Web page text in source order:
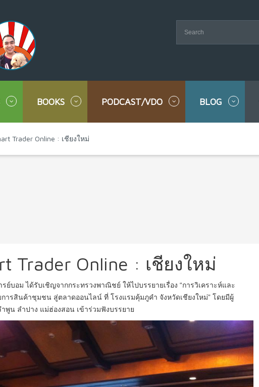
BOOKS PODCAST/VDO BLOG
Trader Online : เชียงใหม่
Trader Online : เชียงใหม่
ย์บอม ได้รับเชิญจากกระทรวงพาณิชย์ ให้ไปบรรยายเรื่อง “การวิเคราะห์และ
ารสินค้าชุมชน สู่ตลาดออนไลน์ ที่ โรงแรมคุ้มภูคำ จังหวัดเชียงใหม่” โดยมีผู้
พูน ลำปาง แม่ฮ่องสอน เข้าร่วมฟังบรรยาย